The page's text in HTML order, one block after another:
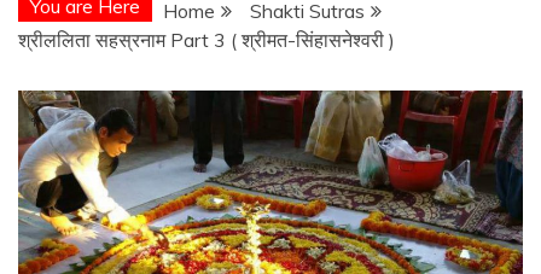
You are Here Home
Shakti Sutras
श्रीललिता सहस्रनाम Part 3 ( श्रीमत-सिंहासनेश्वरी )